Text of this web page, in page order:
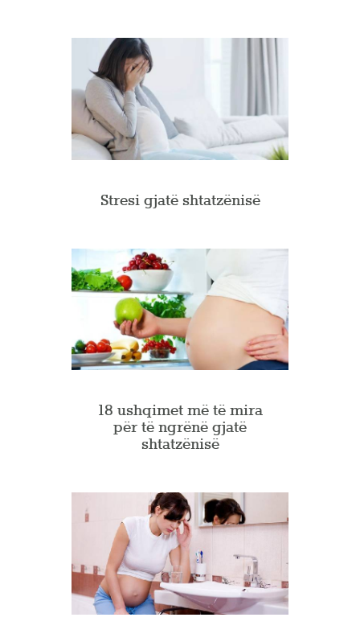
Stresi gjatë shtatzënisë
18 ushqimet më të mira
për të ngrënë gjatë
shtatzënisë